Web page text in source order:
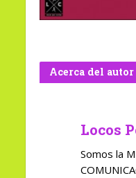
Acerca del autor
Locos
Somos la